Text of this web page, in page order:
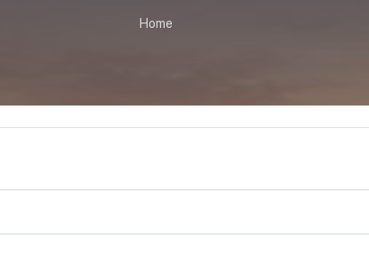
Home